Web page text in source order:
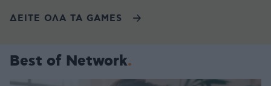
ΔΕΙΤΕ ΟΛΑ ΤΑ GAMES
Best of Network